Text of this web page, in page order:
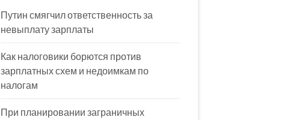
Путин смягчил ответственность за
невыплату зарплаты
Как налоговики борются против
зарплатных схем и недоимкам по
налогам
При планировании заграничных